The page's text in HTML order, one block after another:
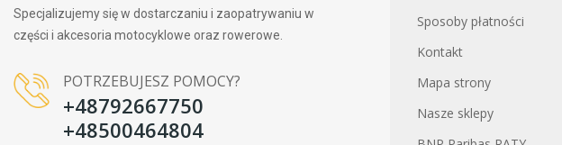
Specjalizujemy się w dostarczaniu i zaopatrywaniu w
części i akcesoria motocyklowe oraz rowerowe.
POTRZEBUJESZ POMOCY?
+48792667750
+48500464804
Sposoby płatności
Kontakt
Mapa strony
Nasze sklepy